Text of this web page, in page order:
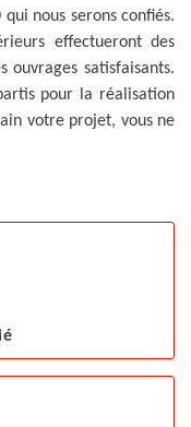
nous serons confiés.
effectueront des
satisfaisants.
pour la réalisation
votre projet, vous ne